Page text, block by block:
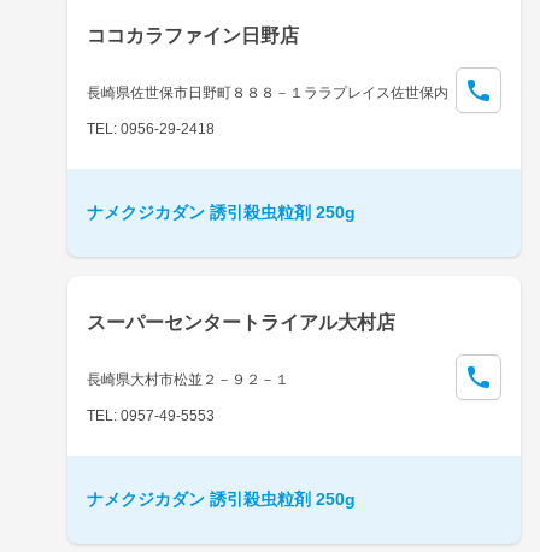
ココカラファイン日野店
長崎県佐世保市日野町８８８－１ララプレイス佐世保内
TEL: 0956-29-2418
ナメクジカダン 誘引殺虫粒剤 250g
スーパーセンタートライアル大村店
長崎県大村市松並２－９２－１
TEL: 0957-49-5553
ナメクジカダン 誘引殺虫粒剤 250g